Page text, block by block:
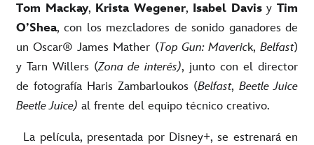
Tom Mackay, Krista Wegener, Isabel DavisyTim
O’Shea, con los mezcladores de sonido ganadores de
un Oscar® James Mather (Top Gun: Maverick,Belfast)
y Tarn Willers (Zona de interés), junto con el director
de fotografía Haris Zambarloukos (Belfast, Beetle Juice
Beetle Juice) al frente del equipo técnico creativo.
La película, presentada por Disney+, se estrenará en